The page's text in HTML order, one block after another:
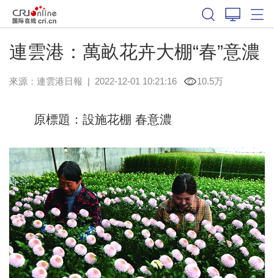
連雲港：萬畝花卉大棚“春”意濃
來源： 連雲港日報 | 2022-12-01 10:21:16 10.5万
原標題：設施花棚 春意濃